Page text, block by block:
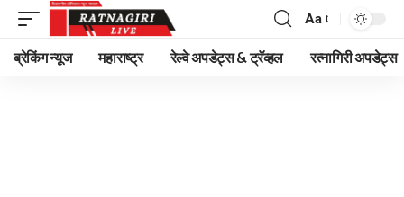
Font
Resizer
Aa
ब्रेकिंग न्यूज महाराष्ट्र रेल्वे अपडेट्स & ट्रॅव्हल रत्नागिरी अपडेट्स